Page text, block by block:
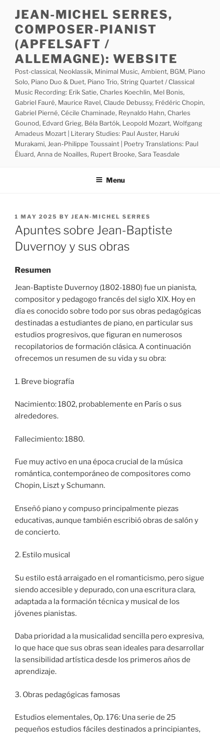
content
JEAN-MICHEL SERRES,
COMPOSER-PIANIST
(APFELSAFT /
ALLEMAGNE): WEBSITE
Post-classical, Neoklassik, Minimal Music, Ambient, BGM, Piano
Solo, Piano Duo & Duet, Piano Trio, String Quartet / Classical
Music Recording: Erik Satie, Charles Koechlin, Mel Bonis,
Gabriel Fauré, Maurice Ravel, Claude Debussy, Frédéric Chopin,
Gabriel Pierné, Cécile Chaminade, Reynaldo Hahn, Charles
Gounod, Edvard Grieg, Béla Bartók, Leopold Mozart, Wolfgang
Amadeus Mozart | Literary Studies: Paul Auster, Haruki
Murakami, Jean-Philippe Toussaint | Poetry Translations: Paul
Éluard, Anna de Noailles, Rupert Brooke, Sara Teasdale
Menu
POSTED
ON
1 MAY 2025 BY JEAN-MICHEL SERRES
Apuntes sobre Jean-Baptiste
Duvernoy y sus obras
Resumen
Jean-Baptiste Duvernoy (1802-1880) fue un pianista,
compositor y pedagogo francés del siglo XIX. Hoy en
día es conocido sobre todo por sus obras pedagógicas
destinadas a estudiantes de piano, en particular sus
estudios progresivos, que figuran en numerosos
recopilatorios de formación clásica. A continuación
ofrecemos un resumen de su vida y su obra:
1. Breve biografía
Nacimiento: 1802, probablemente en París o sus
alrededores.
Fallecimiento: 1880.
Fue muy activo en una época crucial de la música
romántica, contemporáneo de compositores como
Chopin, Liszt y Schumann.
Enseñó piano y compuso principalmente piezas
educativas, aunque también escribió obras de salón y
de concierto.
2. Estilo musical
Su estilo está arraigado en el romanticismo, pero sigue
siendo accesible y depurado, con una escritura clara,
adaptada a la formación técnica y musical de los
jóvenes pianistas.
Daba prioridad a la musicalidad sencilla pero expresiva,
lo que hace que sus obras sean ideales para desarrollar
la sensibilidad artística desde los primeros años de
aprendizaje.
3. Obras pedagógicas famosas
Estudios elementales, Op. 176: Una serie de 25
pequeños estudios fáciles destinados a principiantes,